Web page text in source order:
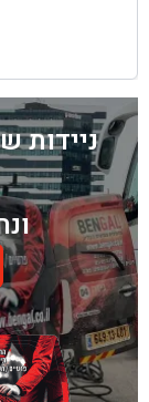
ניידות